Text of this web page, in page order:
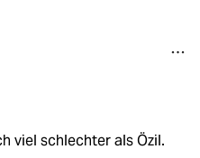
viel schlechter als Özil.